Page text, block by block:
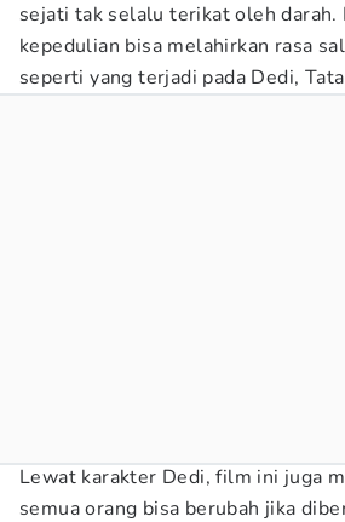
sejati tak selalu terikat oleh darah.
kepedulian bisa melahirkan rasa
seperti yang terjadi pada Dedi,
Lewat karakter Dedi, film ini juga
semua orang bisa berubah jika